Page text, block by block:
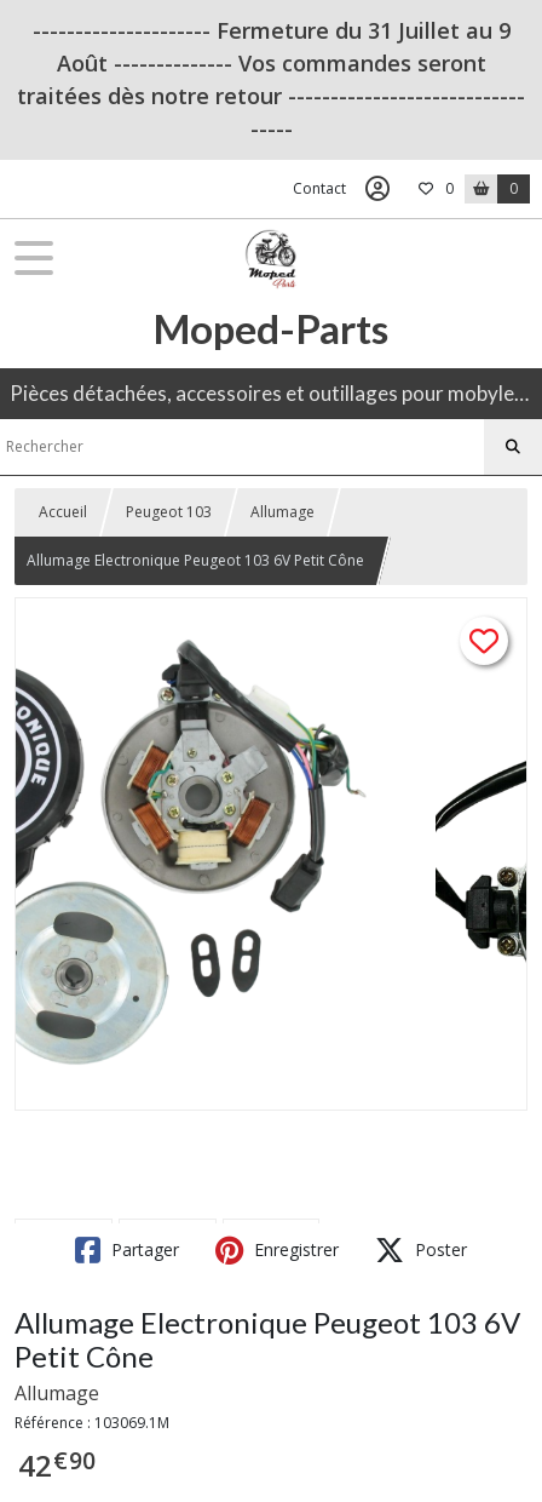
--------------------- Fermeture du 31 Juillet au 9
Août -------------- Vos commandes seront
traitées dès notre retour ----------------------------
-----
Contact 0 0
Moped-Parts
Pièces détachées, accessoires et outillages pour mobylette, 50CC, moto ancienne.
Accueil Peugeot 103 Allumage
Allumage Electronique Peugeot 103 6V Petit Cône
Partager Enregistrer Poster
Allumage Electronique Peugeot 103 6V
Petit Cône
Allumage
Référence : 103069.1M
42€90